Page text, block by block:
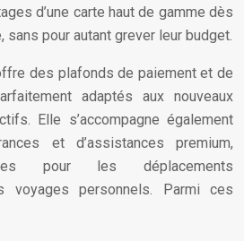
d’une carte haut de gamme dès
sans pour autant grever leur budget.
des plafonds de paiement et de
adaptés aux nouveaux
Elle s’accompagne également
et d’assistances premium,
pour les déplacements
voyages personnels. Parmi ces